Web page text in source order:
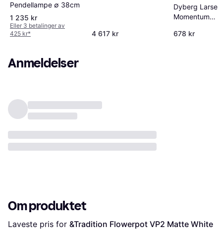
Pendellampe ∅ 38cm
1 235 kr
Eller 3 betalinger av
425 kr* 4 617 kr
Dyberg Larsen
Momentum
678 kr
Anmeldelser
Om produktet
Laveste pris for &Tradition Flowerpot VP2 Matte White